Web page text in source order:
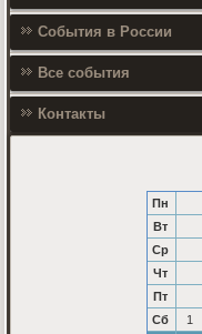
События в России
Все события
Контакты
Пн
Вт
Ср
Чт
Пт
Сб
1